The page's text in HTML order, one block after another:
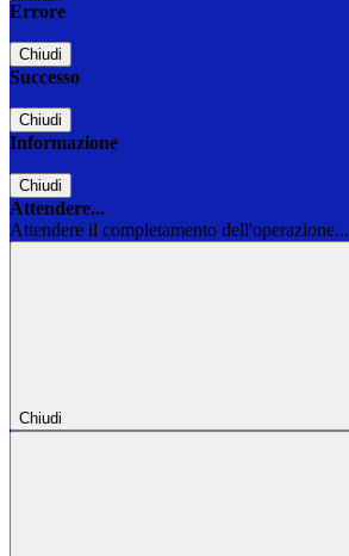
Errore
Chiudi
Successo
Chiudi
Informazione
Chiudi
Attendere...
Attendere il completamento dell'operazione...
Chiudi